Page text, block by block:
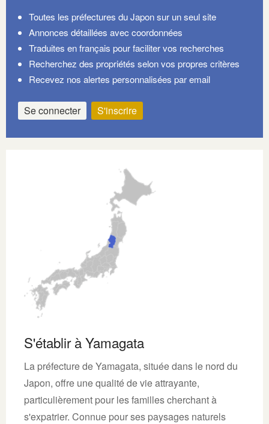
Toutes les préfectures du Japon sur un seul site
Annonces détaillées avec coordonnées
Traduites en français pour faciliter vos recherches
Recherchez des propriétés selon vos propres critères
Recevez nos alertes personnalisées par email
Se connecter S'inscrire
S'établir à Yamagata
La préfecture de Yamagata, située dans le nord du
Japon, offre une qualité de vie attrayante,
particulièrement pour les familles cherchant à
s'expatrier. Connue pour ses paysages naturels